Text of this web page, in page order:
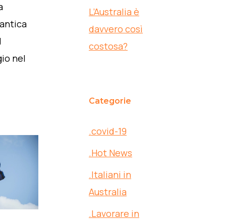
nel
L’Australia è
davvero così
costosa?
Categorie
.covid-19
.Hot News
.Italiani in
Australia
.Lavorare in